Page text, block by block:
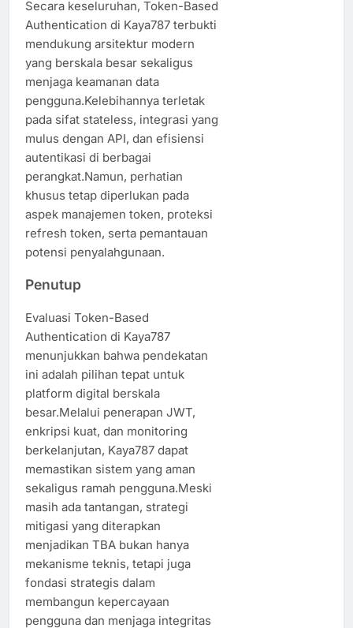
Secara keseluruhan, Token-Based
Authentication di Kaya787 terbukti
mendukung arsitektur modern
yang berskala besar sekaligus
menjaga keamanan data
pengguna.Kelebihannya terletak
pada sifat stateless, integrasi yang
mulus dengan API, dan efisiensi
autentikasi di berbagai
perangkat.Namun, perhatian
khusus tetap diperlukan pada
aspek manajemen token, proteksi
refresh token, serta pemantauan
potensi penyalahgunaan.
Penutup
Evaluasi Token-Based
Authentication di Kaya787
menunjukkan bahwa pendekatan
ini adalah pilihan tepat untuk
platform digital berskala
besar.Melalui penerapan JWT,
enkripsi kuat, dan monitoring
berkelanjutan, Kaya787 dapat
memastikan sistem yang aman
sekaligus ramah pengguna.Meski
masih ada tantangan, strategi
mitigasi yang diterapkan
menjadikan TBA bukan hanya
mekanisme teknis, tetapi juga
fondasi strategis dalam
membangun kepercayaan
pengguna dan menjaga integritas